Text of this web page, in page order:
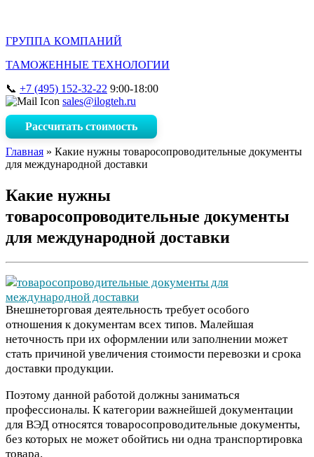
ГРУППА КОМПАНИЙ
ТАМОЖЕННЫЕ ТЕХНОЛОГИИ
+7 (495) 152-32-22 9:00-18:00
sales@ilogteh.ru
Рассчитать стоимость
Главная » Какие нужны товаросопроводительные документы
для международной доставки
Какие нужны
товаросопроводительные документы
для международной доставки
Внешнеторговая деятельность требует особого
отношения к документам всех типов. Малейшая
неточность при их оформлении или заполнении может
стать причиной увеличения стоимости перевозки и срока
доставки продукции.
Поэтому данной работой должны заниматься
профессионалы. К категории важнейшей документации
для ВЭД относятся товаросопроводительные документы,
без которых не может обойтись ни одна транспортировка
товара.